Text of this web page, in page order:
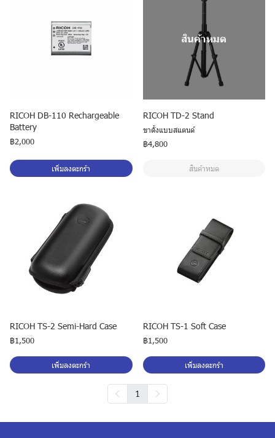
RICOH DB-110 Rechargeable
Battery
฿2,000
เพิ่มลงตะกร้า
สินค้าหมด
RICOH TD-2 Stand
ขาตั้งแบบสแตนด์
฿4,800
สินค้าหมด
RICOH TS-2 Semi-Hard Case
฿1,500
เพิ่มลงตะกร้า
RICOH TS-1 Soft Case
฿1,500
เพิ่มลงตะกร้า
1